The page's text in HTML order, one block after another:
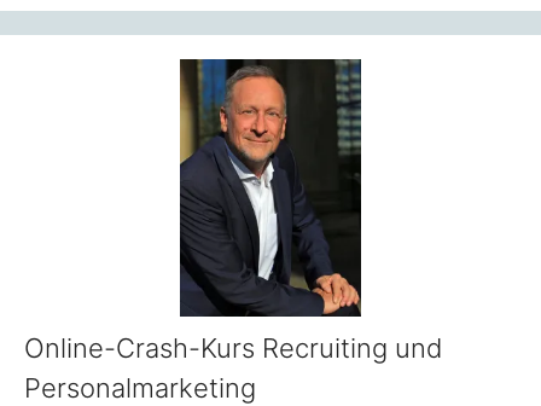
Online-Crash-Kurs Recruiting und
Personalmarketing